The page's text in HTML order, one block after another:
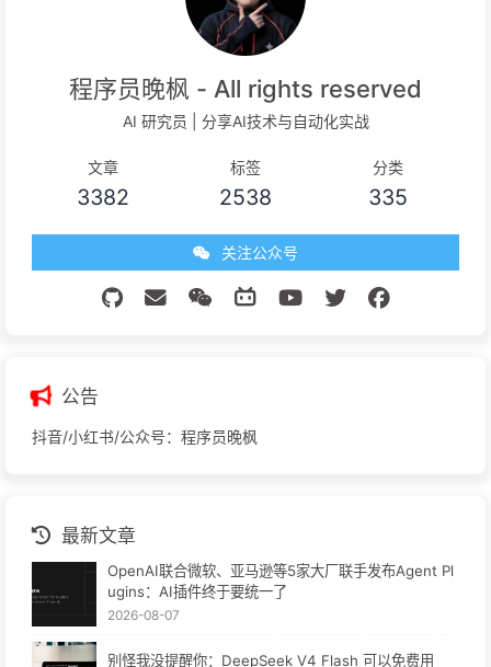
程序员晚枫 - All rights reserved
AI 研究员 | 分享AI技术与自动化实战
文章
3382
标签
2538
分类
335
关注公众号
公告
抖音/小红书/公众号：程序员晚枫
最新文章
OpenAI联合微软、亚马逊等5家大厂联手发布Agent Pl
ugins：AI插件终于要统一了
2026-08-07
别怪我没提醒你：DeepSeek V4 Flash 可以免费用